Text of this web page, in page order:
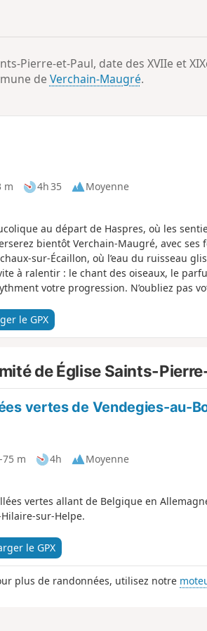
Pierre-et-Paul, date des XVIIe et
de Verchain-Maugré.
m 4h 35
Moyenne
au départ de Haspres, où les
bientôt Verchain-Maugré, avec
sur-Écaillon, où l’eau du ruisseau
à ralentir : le chant des oiseaux, le
votre progression. N’oubliez pas
le GPX
de Église Saints-
vertes de Vendegies-au-
-75 m 4h
Moyenne
vertes allant de Belgique en
sur-Helpe.
le GPX
plus de randonnées, utilisez notre